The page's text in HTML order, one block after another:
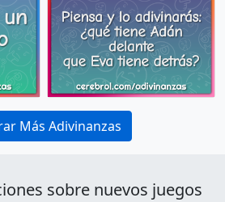
Más Adivinanzas
sobre nuevos juegos